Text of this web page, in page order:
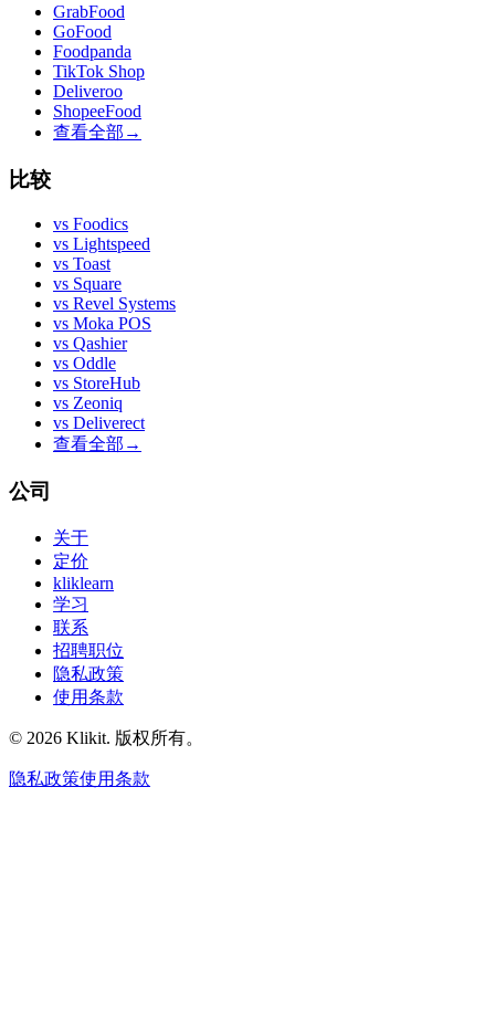
GrabFood
GoFood
Foodpanda
TikTok Shop
Deliveroo
ShopeeFood
查看全部 →
比较
vs Foodics
vs Lightspeed
vs Toast
vs Square
vs Revel Systems
vs Moka POS
vs Qashier
vs Oddle
vs StoreHub
vs Zeoniq
vs Deliverect
查看全部 →
公司
关于
定价
kliklearn
学习
联系
招聘职位
隐私政策
使用条款
© 2026 Klikit. 版权所有。
隐私政策使用条款